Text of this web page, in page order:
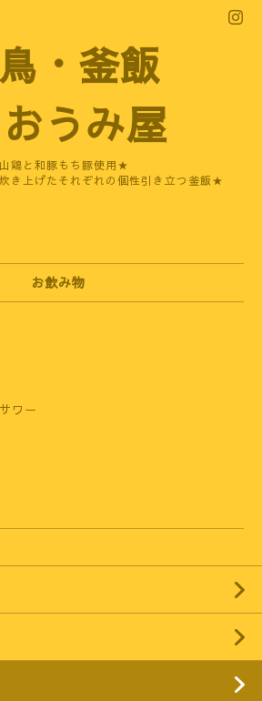
・釜飯
うみ屋
鶏と和豚もち豚使用★
き上げたそれぞれの個性引き立つ釜飯★
お飲み物
ツサワー
レモン